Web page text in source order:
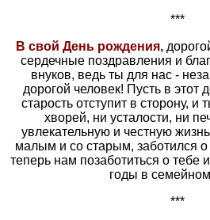
***
В свой День рождения,
сердечные поздравления и
внуков, ведь ты для нас -
дорогой человек! Пусть в этот
старость отступит в сторону, и
хворей, ни усталости, ни
увлекательную и честную
малым и со старым, заботился
теперь нам позаботиться о тебе
годы в
***